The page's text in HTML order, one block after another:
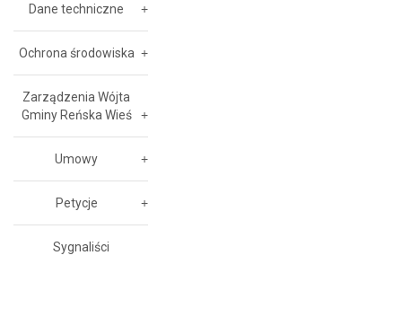
Dane techniczne
Ochrona środowiska
Zarządzenia Wójta
Gminy Reńska Wieś
Umowy
Petycje
Sygnaliści